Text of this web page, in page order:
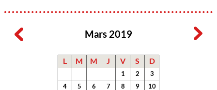
Mars 2019
L M M J V S D
1 2
3
4
5 6 7 8 9
10